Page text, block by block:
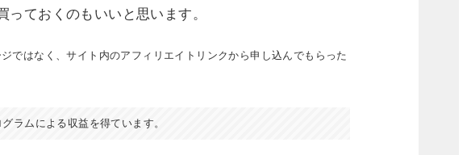
ておくのもいいと思います。
ではなく、サイト内のアフィリエイトリンクから申し込んでもらった
ラムによる収益を得ています。